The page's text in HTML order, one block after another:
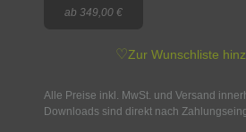
ab 349,00 €
♡Zur Wunschliste
Alle Preise inkl. MwSt. und Versand
Downloads sind direkt nach